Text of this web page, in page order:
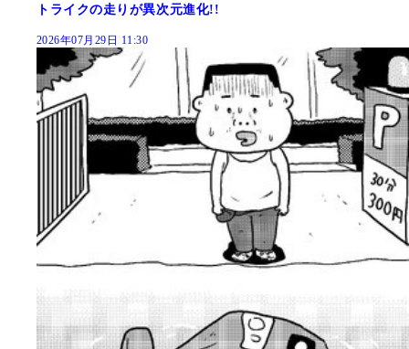
トライクの走りが異次元進化!!
2026年07月29日 11:30